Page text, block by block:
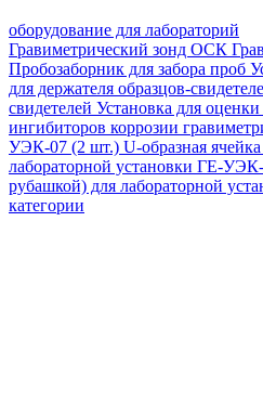
оборудование для лабораторий
Гравиметрический зонд ОСК
Пробозаборник для забора проб
для держателя образцов-
свидетелей Установка для
ингибиторов коррозии
УЭК-07 (2 шт.) U-образная
лабораторной установки ГЕ-
рубашкой) для лабораторной
категории